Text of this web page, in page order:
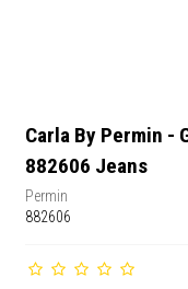
Carla By Permin -
882606 Jeans
Permin
882606